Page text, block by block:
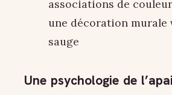
associations de
une décoration murale
sauge
Une psychologie de